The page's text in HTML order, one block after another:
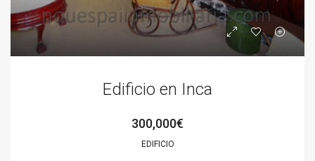
Edificio en Inca
300,000€
EDIFICIO